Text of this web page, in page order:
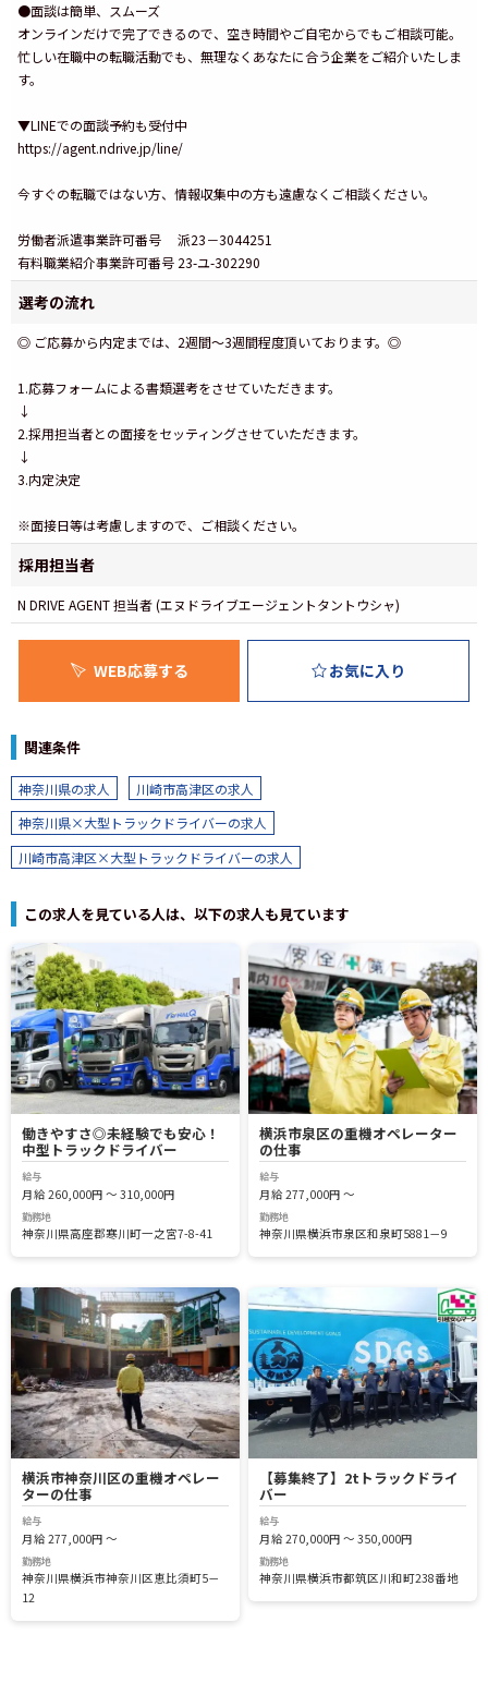
●面談は簡単、スムーズ
オンラインだけで完了できるので、空き時間やご自宅からでもご相談可能。
忙しい在職中の転職活動でも、無理なくあなたに合う企業をご紹介いたしま
す。
▼LINEでの面談予約も受付中
https://agent.ndrive.jp/line/
今すぐの転職ではない方、情報収集中の方も遠慮なくご相談ください。
労働者派遣事業許可番号 派23－3044251
有料職業紹介事業許可番号 23-ユ-302290
選考の流れ
◎ ご応募から内定までは、2週間～3週間程度頂いております。◎
1.応募フォームによる書類選考をさせていただきます。
↓
2.採用担当者との面接をセッティングさせていただきます。
↓
3.内定決定
※面接日等は考慮しますので、ご相談ください。
採用担当者
N DRIVE AGENT 担当者 (エヌドライブエージェントタントウシャ)
WEB応募する お気に入り
関連条件
神奈川県の求人
川崎市高津区の求人
神奈川県×大型トラックドライバーの求人
川崎市高津区×大型トラックドライバーの求人
この求人を見ている人は、以下の求人も見ています
働きやすさ◎未経験でも安心！
中型トラックドライバー
給与
月給 260,000円 ～ 310,000円
勤務地
神奈川県高座郡寒川町一之宮7-8-41
横浜市泉区の重機オペレーター
の仕事
給与
月給 277,000円 ～
勤務地
神奈川県横浜市泉区和泉町5881－9
横浜市神奈川区の重機オペレー
ターの仕事
給与
月給 277,000円 ～
勤務地
神奈川県横浜市神奈川区恵比須町5－
12
【募集終了】2tトラックドライ
バー
給与
月給 270,000円 ～ 350,000円
勤務地
神奈川県横浜市都筑区川和町238番地